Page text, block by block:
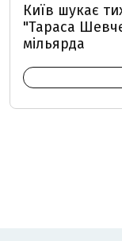
Київ шукає
"Тараса
мільярда